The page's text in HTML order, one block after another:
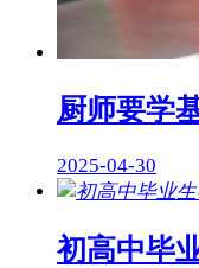
厨师要学
2025-04-30
初高中毕